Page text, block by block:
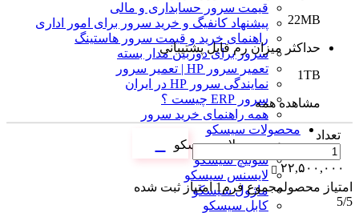
قیمت سرور حسابداری و مالی
پیشنهاد کانفیگ و خرید سرور برای امور اداری
راهنمای خرید و قیمت سرور هاستینگ
سرور برای دوربین مدار بسته
تعمیر سرور HP | تعمیر سرور
نمایندگی سرور HP در ایران
سرور ERP چیست ؟
همه راهنمای خرید سرور
محصولات سیسکو
محصولات سیسکو
سوئیچ سیسکو
لایسنس سیسکو
ماژول سیسکو
کابل سیسکو
22MB
حداکثر میزان رم قابل پشتیبانی
1TB
مشاهده همه
تعداد
۲۲,۵۰۰,۰۰۰
امتیاز محصولمجموع فرم 1امتیاز ثبت شده
5/5